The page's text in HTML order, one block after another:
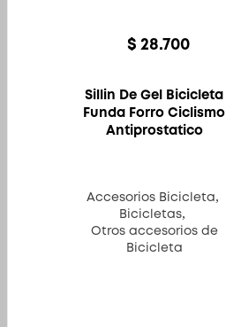
$ 28.700
Sillin De Gel Bicicleta
Funda Forro Ciclismo
Antiprostatico
Accesorios Bicicleta,
Bicicletas,
Otros accesorios de
Bicicleta